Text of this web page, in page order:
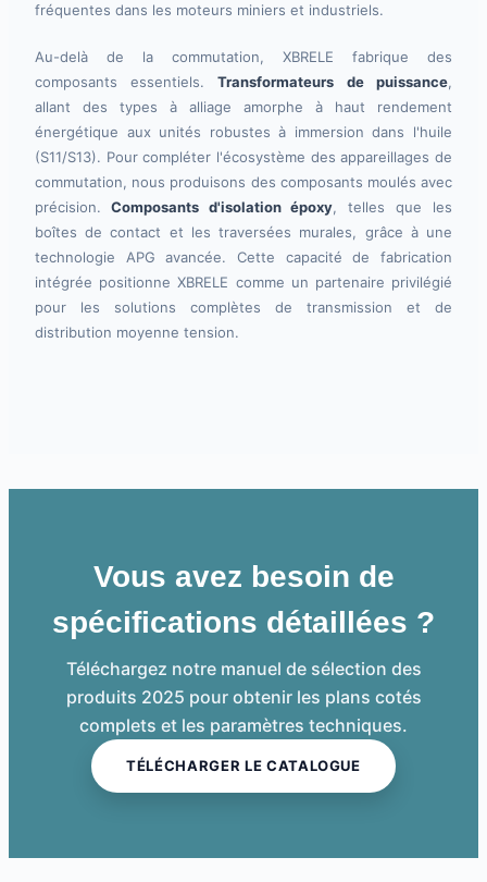
fréquentes dans les moteurs miniers et industriels.
Au-delà de la commutation, XBRELE fabrique des
composants essentiels. Transformateurs de puissance,
allant des types à alliage amorphe à haut rendement
énergétique aux unités robustes à immersion dans l'huile
(S11/S13). Pour compléter l'écosystème des appareillages de
commutation, nous produisons des composants moulés avec
précision. Composants d'isolation époxy, telles que les
boîtes de contact et les traversées murales, grâce à une
technologie APG avancée. Cette capacité de fabrication
intégrée positionne XBRELE comme un partenaire privilégié
pour les solutions complètes de transmission et de
distribution moyenne tension.
Vous avez besoin de
spécifications détaillées ?
Téléchargez notre manuel de sélection des
produits 2025 pour obtenir les plans cotés
complets et les paramètres techniques.
TÉLÉCHARGER LE CATALOGUE